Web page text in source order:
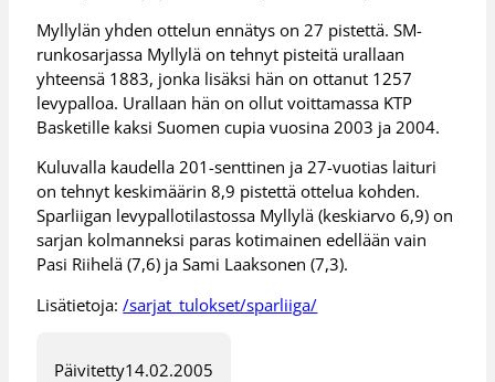
Myllylän yhden ottelun ennätys on 27 pistettä. SM-
runkosarjassa Myllylä on tehnyt pisteitä urallaan
yhteensä 1883, jonka lisäksi hän on ottanut 1257
levypalloa. Urallaan hän on ollut voittamassa KTP
Basketille kaksi Suomen cupia vuosina 2003 ja 2004.
Kuluvalla kaudella 201-senttinen ja 27-vuotias laituri
on tehnyt keskimäärin 8,9 pistettä ottelua kohden.
Sparliigan levypallotilastossa Myllylä (keskiarvo 6,9) on
sarjan kolmanneksi paras kotimainen edellään vain
Pasi Riihelä (7,6) ja Sami Laaksonen (7,3).
Lisätietoja:/sarjat_tulokset/sparliiga/
Päivitetty14.02.2005